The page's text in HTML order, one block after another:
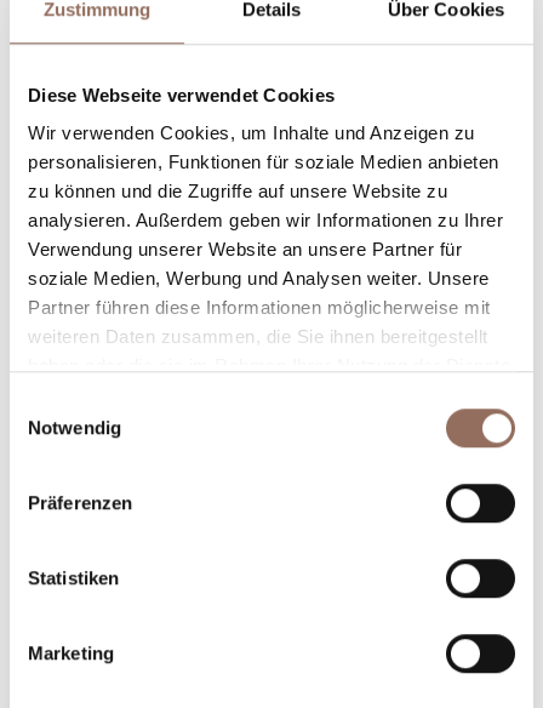
Zustimmung Details Über Cookies
Diese Webseite verwendet Cookies
Wir verwenden Cookies, um Inhalte und Anzeigen zu
personalisieren, Funktionen für soziale Medien anbieten
zu können und die Zugriffe auf unsere Website zu
analysieren. Außerdem geben wir Informationen zu Ihrer
Verwendung unserer Website an unsere Partner für
soziale Medien, Werbung und Analysen weiter. Unsere
Partner führen diese Informationen möglicherweise mit
weiteren Daten zusammen, die Sie ihnen bereitgestellt
Notwendig
Präferenzen
Statistiken
Marketing
Unterkunftskapazität
Rooms number:3
Anzahl Wohnungen:3
Anzahl Badezimmer:3
Beds number:8
Plane, wo du übernachtest und isst, was du in jedem
Winkel des Langhe Monferrato Roero unternehmen
willst, mit einem Blick aufs Wetter in Echtzeit.